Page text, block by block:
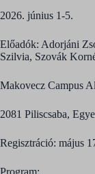
2026. június 1-5.
Előadók: Adorjáni
Szilvia, Szovák
Makovecz Campus
2081 Piliscsaba,
Regisztráció: május
Program: